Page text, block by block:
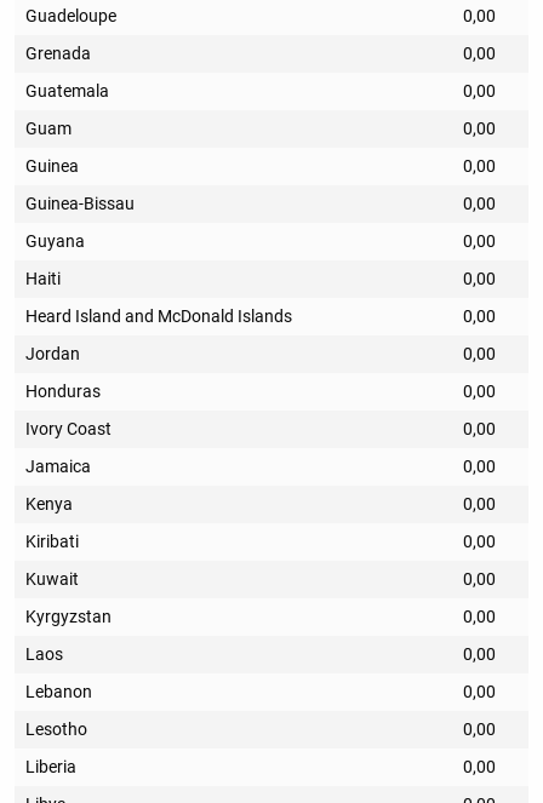
Guadeloupe
0,00
Grenada
0,00
Guatemala
0,00
Guam
0,00
Guinea
0,00
Guinea-Bissau
0,00
Guyana
0,00
Haiti
0,00
Heard Island and McDonald Islands
0,00
Jordan
0,00
Honduras
0,00
Ivory Coast
0,00
Jamaica
0,00
Kenya
0,00
Kiribati
0,00
Kuwait
0,00
Kyrgyzstan
0,00
Laos
0,00
Lebanon
0,00
Lesotho
0,00
Liberia
0,00